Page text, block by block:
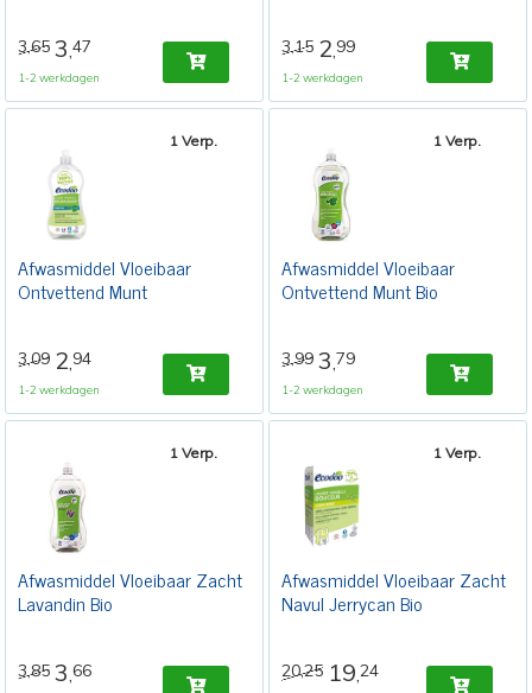
3,65 3,47
1-2 werkdagen
3,15 2,99
1-2 werkdagen
1 Verp.
Afwasmiddel Vloeibaar
Ontvettend Munt
3,09 2,94
1-2 werkdagen
1 Verp.
Afwasmiddel Vloeibaar
Ontvettend Munt Bio
3,99 3,79
1-2 werkdagen
1 Verp.
Afwasmiddel Vloeibaar Zacht
Lavandin Bio
3,85 3,66
1 Verp.
Afwasmiddel Vloeibaar Zacht
Navul Jerrycan Bio
20,25 19,24